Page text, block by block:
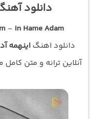
دانلود
– In Hame Adam
دانلود اهنگاینهمه
آنلاین ترانه و متن کامل